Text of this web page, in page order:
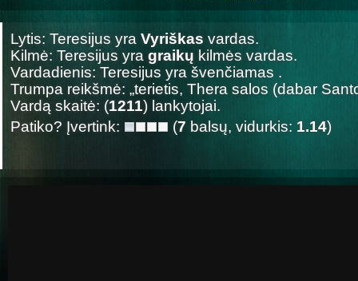
Lytis: Teresijus yra Vyriškas vardas.
Kilmė: Teresijus yra graikų kilmės vardas.
Vardadienis: Teresijus yra švenčiamas .
Trumpa reikšmė: „terietis, Thera salos (dabar
Vardą skaitė: (1211) lankytojai.
Patiko? Įvertink:
(7 balsų, vidurkis: 1.14)